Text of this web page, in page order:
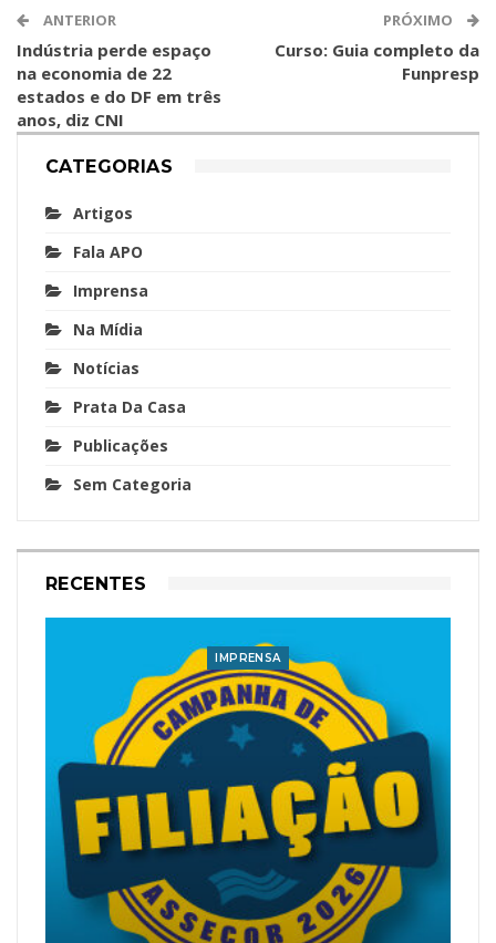
ANTERIOR
Indústria perde espaço
na economia de 22
estados e do DF em três
anos, diz CNI
PRÓXIMO
Curso: Guia completo da
Funpresp
CATEGORIAS
Artigos
Fala APO
Imprensa
Na Mídia
Notícias
Prata Da Casa
Publicações
Sem Categoria
RECENTES
IMPRENSA